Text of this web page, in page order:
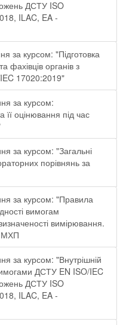
ДСТУ ISO
ILAC, EA -
за курсом: "Підготовка
фахівців органів з
17020:2019"
за курсом:
її оцінювання під час
за курсом: "Загальні
порівнянь за
за курсом: "Правила
вимогам
вимірювання.
МХП
за курсом: "Внутрішній
ДСТУ EN ISO/IEC
ДСТУ ISO
ILAC, EA -